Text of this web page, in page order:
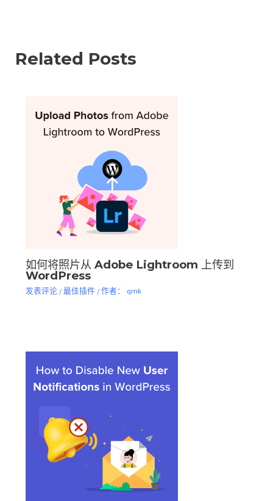
Related Posts
如何将照片从 Adob​​e Lightroom 上传到
WordPress
发表评论 /最佳插件/ 作者： qmk